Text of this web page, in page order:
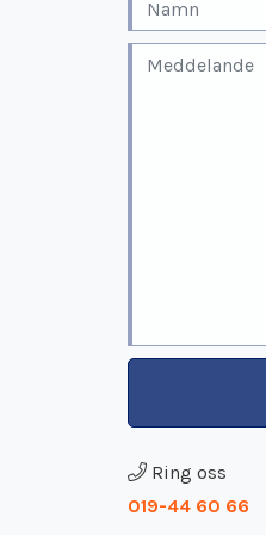
Ring oss
019-44 60 66